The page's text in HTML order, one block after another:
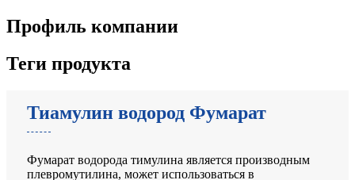
Профиль компании
Теги продукта
Тиамулин водород Фумарат
Фумарат водорода тимулина является производным
плевромутилина, может использоваться в